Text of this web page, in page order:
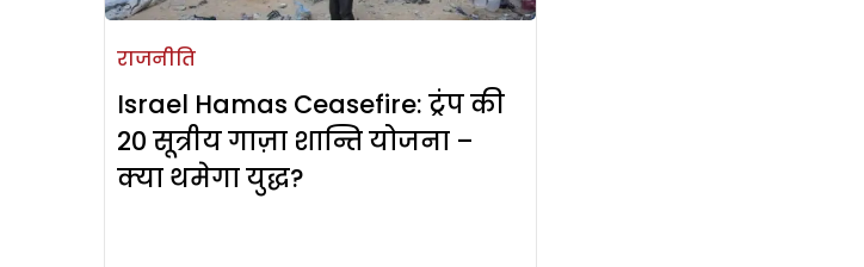
राजनीति
Israel Hamas Ceasefire: ट्रंप की
20 सूत्रीय गाज़ा शान्ति योजना –
क्या थमेगा युद्ध?